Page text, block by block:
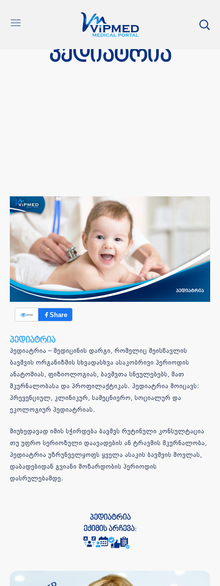
პედიატრია
— Share
პედიატრია
პედიატრია – მედიცინის დარგი, რომელიც შეისწავლის
ბავშვის ორგანიზმის სხვადასხვა ასაკობრივი პერიოდის
ანატომიას, ფიზიოლოგიას, ბავშვთა სნეულებებს, მათ
მკურნალობასა და პროფილაქტიკას. პედიატრია მოიცავს:
პრევენციულ, კლინიკურ, სამეცნიერო, სოციალურ და
ეკოლოგიურ პედიატრიას.
მიუხედავად იმის სჭირდება ბავშვს რუტინული კონსულტაცია
თუ უფრო სერიოზული დაავადების ან ტრავმის მკურნალობა,
პედიატრია უზრუნველყოფს ყველა ასაკის ბავშვის მოვლას,
დაბადებიდან გვიანი მოზარდობის პერიოდის
დასრულებამდე.
პედიატრია
ექიმის არჩევა: